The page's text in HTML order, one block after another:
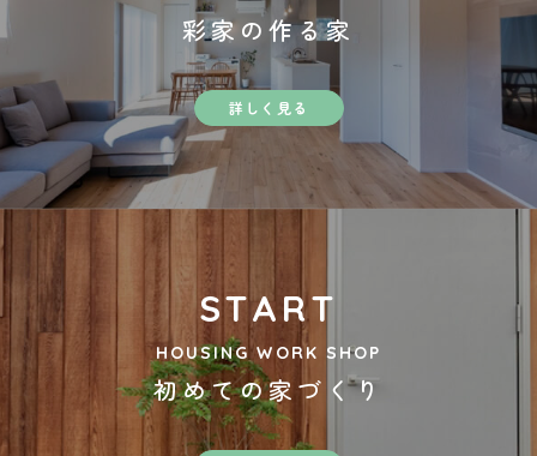
彩家の作る家
詳しく見る
START
HOUSING WORK SHOP
初めての家づくり